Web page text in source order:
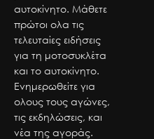
αυτοκίνητο. Μάθετε
πρώτοι ολα τις
τελευταίες ειδήσεις
για τη μοτοσυκλέτα
και το αυτοκίνητο.
Ενημερωθείτε για
ολους τους αγώνες,
τις εκδηλώσεις, και
νέα της αγοράς.